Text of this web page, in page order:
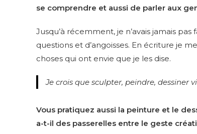
se comprendre et aussi de parler aux
Jusqu’à récemment, je n’avais jamais
questions et d’angoisses. En écriture je
choses qui ont envie que je les dise.
Je crois que sculpter, peindre, dessiner
Vous pratiquez aussi la peinture et le
a-t-il des passerelles entre le geste